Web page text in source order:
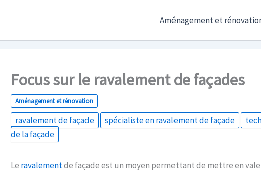
Aménagement et
Focus sur le ravalement de façades
Aménagement et rénovation
ravalement de façade spécialiste en ravalement de façade
de la façade
Le ravalementde façade est un moyen permettant de mettre en